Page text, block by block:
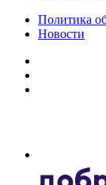
Политика
Новости